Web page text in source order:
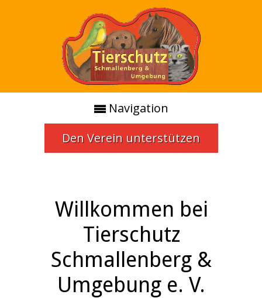
Navigation
Den Verein unterstützen
Willkommen bei
Tierschutz
Schmallenberg &
Umgebung e. V.